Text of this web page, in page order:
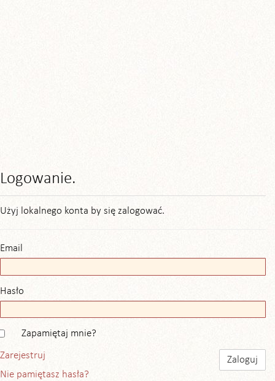
Logowanie.
Użyj lokalnego konta by się zalogować.
Email
Hasło
Zapamiętaj mnie?
Zarejestruj
Nie pamiętasz hasła?